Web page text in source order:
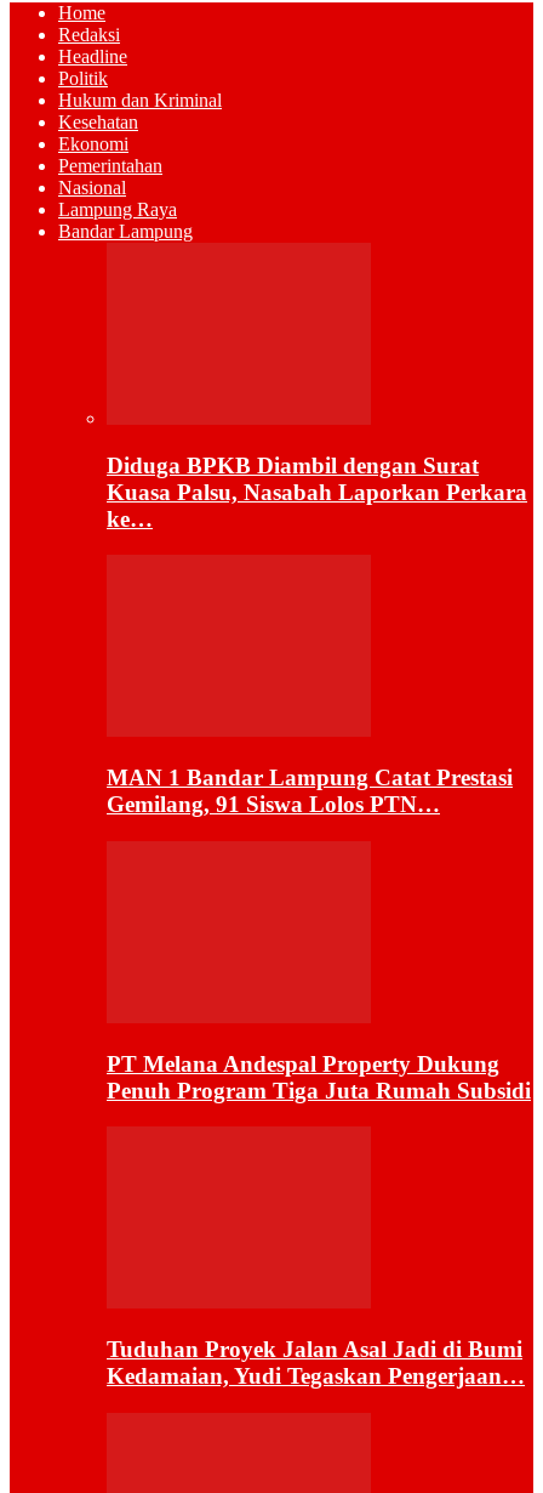
Home
Redaksi
Headline
Politik
Hukum dan Kriminal
Kesehatan
Ekonomi
Pemerintahan
Nasional
Lampung Raya
Bandar Lampung
Diduga BPKB Diambil dengan Surat
Kuasa Palsu, Nasabah Laporkan Perkara
ke…
MAN 1 Bandar Lampung Catat Prestasi
Gemilang, 91 Siswa Lolos PTN…
PT Melana Andespal Property Dukung
Penuh Program Tiga Juta Rumah Subsidi
Tuduhan Proyek Jalan Asal Jadi di Bumi
Kedamaian, Yudi Tegaskan Pengerjaan…